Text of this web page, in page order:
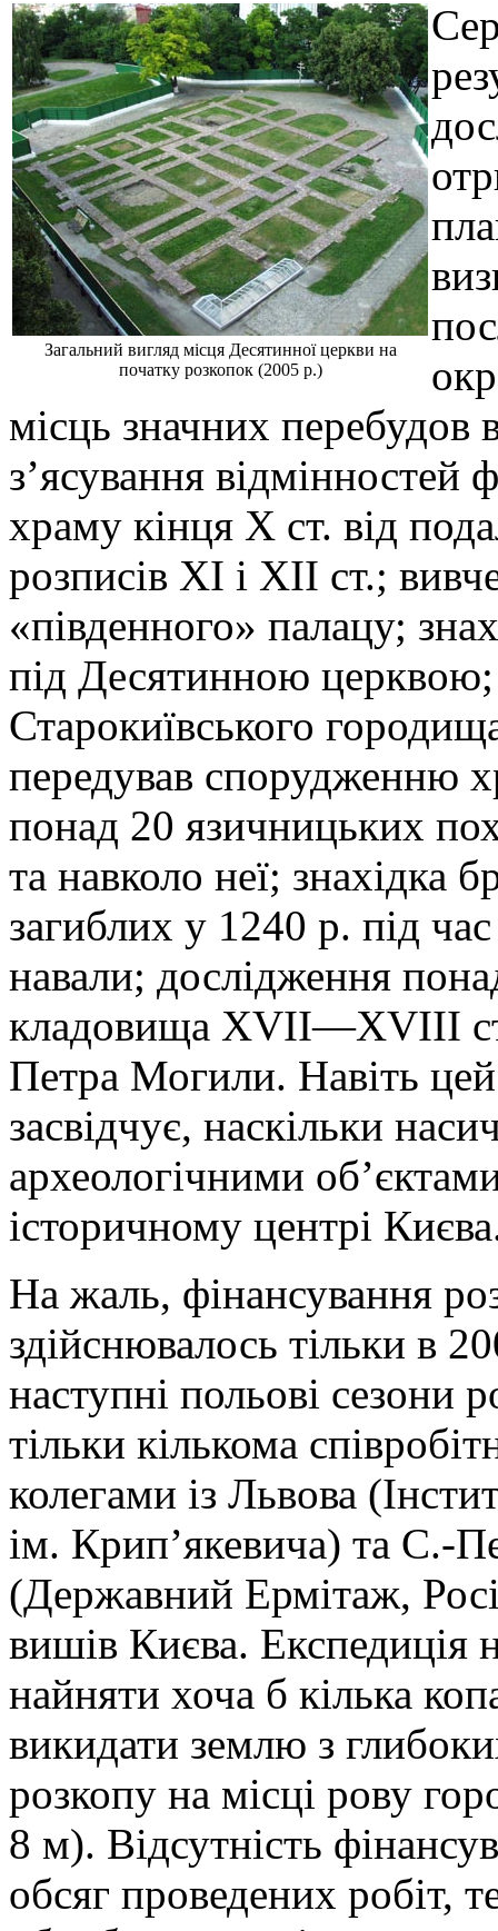
Загальний вигляд місця Десятинної церкви на
початку розкопок (2005 р.)
місць значних перебудов
з’ясування відмінностей
храму кінця Х ст. від
розписів ХІ і ХІІ ст.;
«південного» палацу;
під Десятинною
Старокиївського
передував спорудженню
понад 20 язичницьких
та навколо неї; знахідка
загиблих у 1240 р. під
навали; дослідження
кладовища ХVІІ—ХVІІІ
Петра Могили. Навіть
засвідчує, наскільки
археологічними
історичному центрі
На жаль, фінансування
здійснювалось тільки в
наступні польові сезони
тільки кількома
колегами із Львова
ім. Крип’якевича) та С.-
(Державний Ермітаж,
вишів Києва. Експедиція
найняти хоча б кілька
викидати землю з
розкопу на місці рову
8 м). Відсутність
обсяг проведених робіт,